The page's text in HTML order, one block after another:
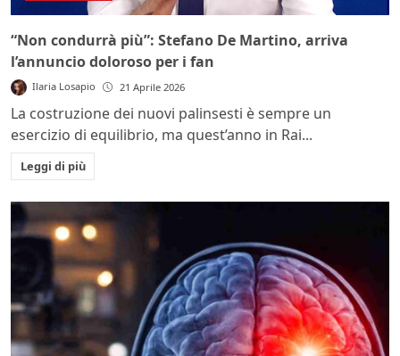
“Non condurrà più”: Stefano De Martino, arriva
l’annuncio doloroso per i fan
Ilaria Losapio 21 Aprile 2026
La costruzione dei nuovi palinsesti è sempre un
esercizio di equilibrio, ma quest’anno in Rai...
Leggi di più